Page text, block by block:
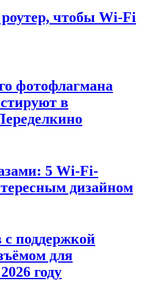
чтобы Wi-Fi
фотофлагмана
в
5 Wi-Fi-
дизайном
с поддержкой
для
году